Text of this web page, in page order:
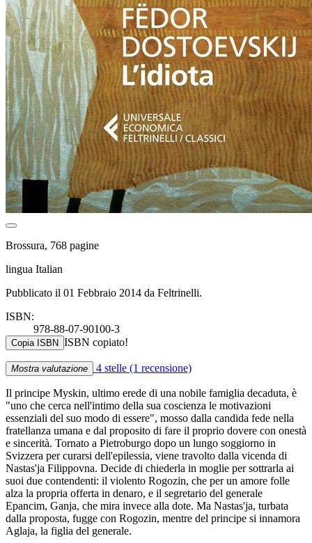
Brossura, 768 pagine
lingua Italian
Pubblicato il 01 Febbraio 2014 da Feltrinelli.
ISBN:
978-88-07-90100-3
Copia ISBN ISBN copiato!
Mostra valutazione 4 stelle (1 recensione)
Il principe Myskin, ultimo erede di una nobile famiglia decaduta, è
"uno che cerca nell'intimo della sua coscienza le motivazioni
essenziali del suo modo di essere", mosso dalla candida fede nella
fratellanza umana e dal proposito di fare il proprio dovere con onestà
e sincerità. Tornato a Pietroburgo dopo un lungo soggiorno in
Svizzera per curarsi dell'epilessia, viene travolto dalla vicenda di
Nastas'ja Filippovna. Decide di chiederla in moglie per sottrarla ai
suoi due contendenti: il violento Rogozin, che per un amore folle
alza la propria offerta in denaro, e il segretario del generale
Epancim, Ganja, che mira invece alla dote. Ma Nastas'ja, turbata
dalla proposta, fugge con Rogozin, mentre del principe si innamora
Aglaja, la figlia del generale.